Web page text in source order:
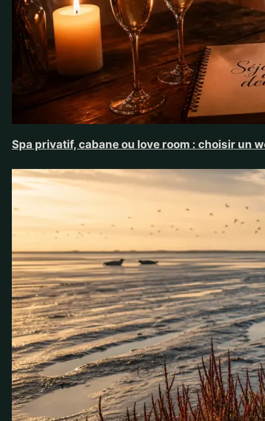
Spa privatif, cabane ou love room : choisir un